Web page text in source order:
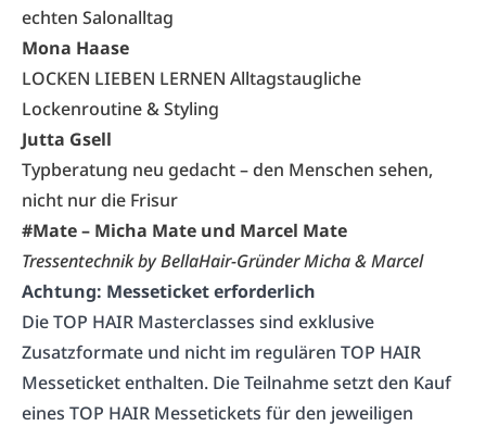
echten Salonalltag
Mona Haase
LOCKEN LIEBEN LERNEN Alltagstaugliche
Lockenroutine & Styling
Jutta Gsell
Typberatung neu gedacht – den Menschen sehen,
nicht nur die Frisur
#Mate – Micha Mate und Marcel Mate
Tressentechnik by BellaHair-Gründer Micha & Marcel
Achtung: Messeticket erforderlich
Die TOP HAIR Masterclasses sind exklusive
Zusatzformate und nicht im regulären TOP HAIR
Messeticket enthalten. Die Teilnahme setzt den Kauf
eines TOP HAIR Messetickets für den jeweiligen